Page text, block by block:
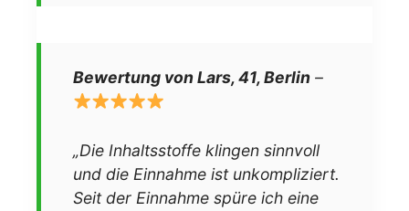
Bewertung von Lars, 41, Berlin –
„Die Inhaltsstoffe klingen sinnvoll
und die Einnahme ist unkompliziert.
Seit der Einnahme spüre ich eine